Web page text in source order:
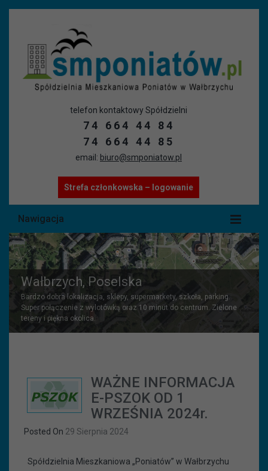
telefon kontaktowy Spółdzielni
74 664 44 84
74 664 44 85
email: biuro@smponiatow.pl
Strefa członkowska – logowanie
Nawigacja
Wałbrzych, Poselska
Bardzo dobra lokalizacja, sklepy, supermarkety, szkoła, parking.
Super połączenie z wylotówką oraz 10 minut do centrum. Zielone
tereny i piękna okolica.
WAŻNE INFORMACJA
E-PSZOK OD 1
WRZEŚNIA 2024r.
Posted On 29 Sierpnia 2024
Spółdzielnia Mieszkaniowa „Poniatów” w Wałbrzychu